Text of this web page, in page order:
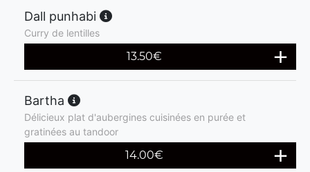
Dall punhabi
Curry de lentilles
13.50€
Bartha
Délicieux plat d'aubergines cuisinées en purée et
gratinées au tandoor
14.00€